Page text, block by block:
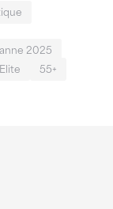
2025
55+